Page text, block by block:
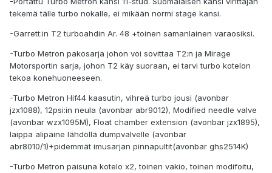
tekemä tälle turbo nokalle, ei mikään normi stage kansi.
-Garrett:in T2 turboahdin Ar. 48 +toinen samanlainen varaosiksi.
-Turbo Metron pakosarja johon voi sovittaa T2:n ja Mirage
Motorsportin sarja, johon T2 käy suoraan, ei tarvi turbo kotelon
tekoa konehuoneeseen.
-Turbo Metron Hif44 kaasutin, vihreä turbo jousi (avonbar
jzx1088), 12psi:in neula (avonbar abr9012), Modified needle valve
(avonbar wzx1095M), Float chamber extension (avonbar jzx1895),
laippa alipaine lähdöllä dumpvalvelle (avonbar
abr8010/1)+pidemmät imusarjan pinnapultit(avonbar ghs2514K)
-Turbo Metron paisuna kotelo x2, toinen vakio, toinen modifoitu,